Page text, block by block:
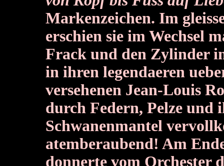
Markenzeichen. Im
erschien sie im Wechsel
Frack und den Zylinder
in ihren legendaeren
versehenen Jean-Louis
durch Federn, Pelze und
Schwanenmantel
atemberaubend! Am
donnerte vom Orchester